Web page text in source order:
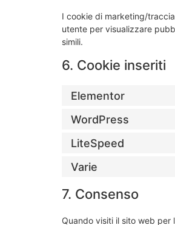
I cookie di marketing/
utente per visualizzare
simili.
6. Cookie inseriti
Elementor
WordPress
LiteSpeed
Varie
7. Consenso
Quando visiti il sito web